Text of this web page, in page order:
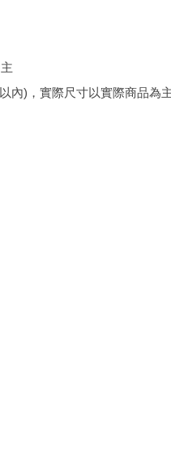
內)，實際尺寸以實際商品為